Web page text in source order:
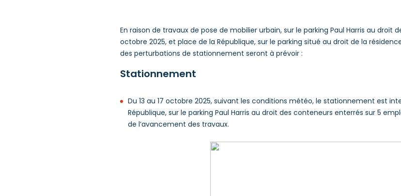
En raison de travaux de pose de mobilier urbain, sur le parking Paul Harris au droit
octobre 2025, et place de la République, sur le parking situé au droit de la
des perturbations de stationnement seront à prévoir :
Stationnement
Du 13 au 17 octobre 2025, suivant les conditions météo, le stationnement est
République, sur le parking Paul Harris au droit des conteneurs enterrés sur 5
de l’avancement des travaux.